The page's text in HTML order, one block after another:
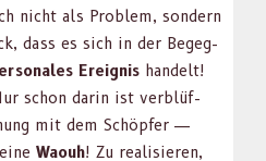
nicht als Prob­lem, son­dern
dass es sich in der Begeg­
Ereig­nis han­delt!
schon darin ist verblüf­
mit dem Schöpfer —
Waouh! Zu real­isieren,